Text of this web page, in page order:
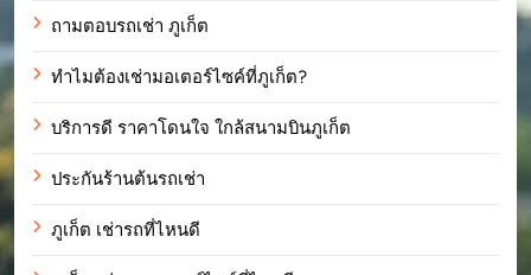
ถามตอบรถเช่า ภูเก็ต
ทำไมต้องเช่ามอเตอร์ไซค์ที่ภูเก็ต?
บริการดี ราคาโดนใจ ใกล้สนามบินภูเก็ต
ประกันร้านต้นรถเช่า
ภูเก็ต เช่ารถที่ไหนดี